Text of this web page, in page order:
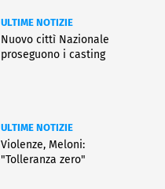
ULTIME NOTIZIE
Nuovo cittì Nazionale
proseguono i casting
ULTIME NOTIZIE
Violenze, Meloni:
"Tolleranza zero"